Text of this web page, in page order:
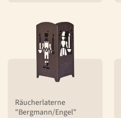
Räucherlaterne
"Bergmann/Engel"